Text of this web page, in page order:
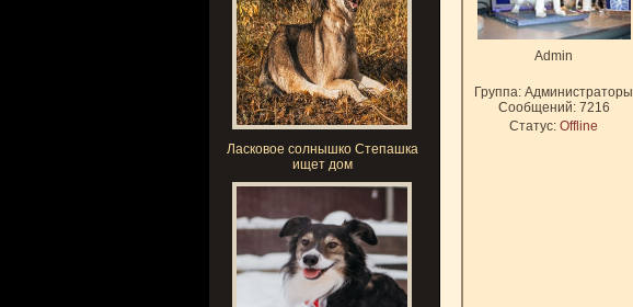
Ласковое солнышко Степашка
ищет дом
Admin
Группа: Администраторы
Сообщений: 7216
Статус: Offline